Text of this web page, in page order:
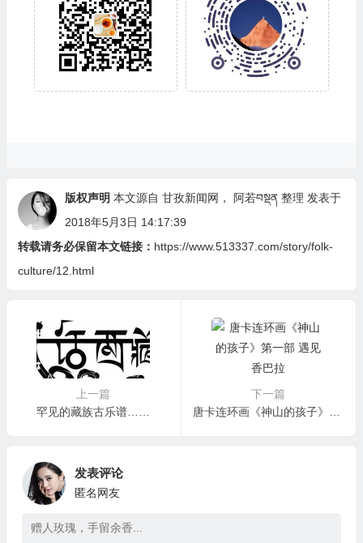
版权声明 本文源自 甘孜新闻网， 阿若བསྡན整理 发表于
2018年5月3日 14:17:39
转载请务必保留本文链接： https://www.513337.com/story/folk-
culture/12.html
上一篇
罕见的藏族古乐谱……
下一篇
发表评论
匿名网友